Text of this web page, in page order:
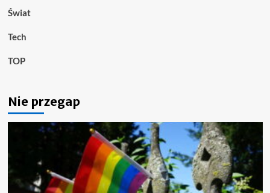
Świat
Tech
TOP
Nie przegap